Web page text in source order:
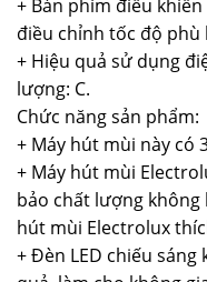
+ Bàn phím điều
điều chỉnh tốc độ phù
+ Hiệu quả sử dụng
lượng: C.
Chức năng sản phẩm:
+ Máy hút mùi này có
+ Máy hút mùi
bảo chất lượng
hút mùi Electrolux
+ Đèn LED chiếu